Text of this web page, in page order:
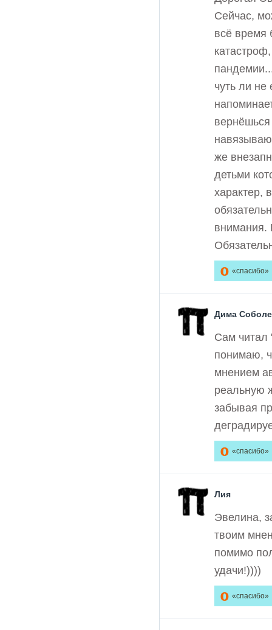
Сейчас,
всё время
чуть ли не
же
детьми
характер,
внимания.
0 «спасибо»
Дима
Сам читал
понимаю,
мнением
реальную
забывая
0 «спасибо»
Лия
Эвелина,
твоим
помимо
удачи!))))
0 «спасибо»